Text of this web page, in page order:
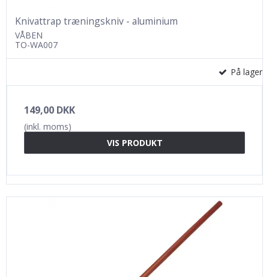
Knivattrap træningskniv - aluminium
VÅBEN
TO-WA007
På lager
149,00 DKK
(inkl. moms)
VIS PRODUKT